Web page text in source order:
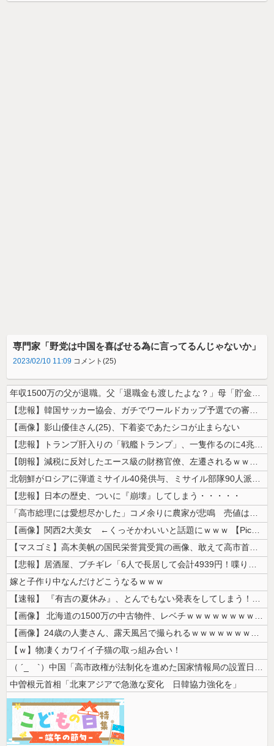
専門家「野党は中国を喜ばせる為に言ってるんじゃないか」
2023/02/10 11:09 コメント(25)
年収1500万の父が退職。父「退職金も渡したよな？」母「貯金なんてない...
【悲報】韓国サッカー協会、ガチでワールドカップ予選での審判への性接待が...
【画像】影山優佳さん(25)、下着姿であたシコが止まらない
【悲報】トランプ肝入りの「戦艦トランプ」、一隻作るのに4兆円かかる模様...
【朗報】減税に反対したエース級の財務官僚、左遷されるｗｗｗｗｗｗ
北朝鮮がロシアに弾道ミサイル40発供与、ミサイル部隊90人派遣開始…さ...
【悲報】日本の歴史、ついに『崩壊』してしまう・・・・・
「高市総理には愛想尽かした」コメ余りに農家が悲鳴 売値は生産原価の半分...
【画像】関西2大美女 ←くっそかわいいと話題にｗｗｗ 【Pickup0...
【マスゴミ】高木美帆の国民栄誉賞受賞の画像、敢えて高市首相が写らないよ...
【悲報】居酒屋、ブチギレ「6人で長居して会計4939円！喋りたいだけな...
嫁と子作り中なんだけどこうなるｗｗｗ
【速報】 『有吉の夏休み』、とんでもない発表をしてしまう！！！！！
【画像】 北海道の1500万の中古物件、レベチｗｗｗｗｗｗｗｗｗｗｗｗ...
【画像】24歳の人妻さん、露天風呂で撮られるｗｗｗｗｗｗｗｗｗｗｗｗ...
【ｗ】物凄くカワイイ子猫の取っ組み合い！
（ ´_ゝ`）中国「高市政権が法制化を進めた国家情報局の設置日が7月3...
中曽根元首相「北東アジアで急激な変化 日韓協力強化を」